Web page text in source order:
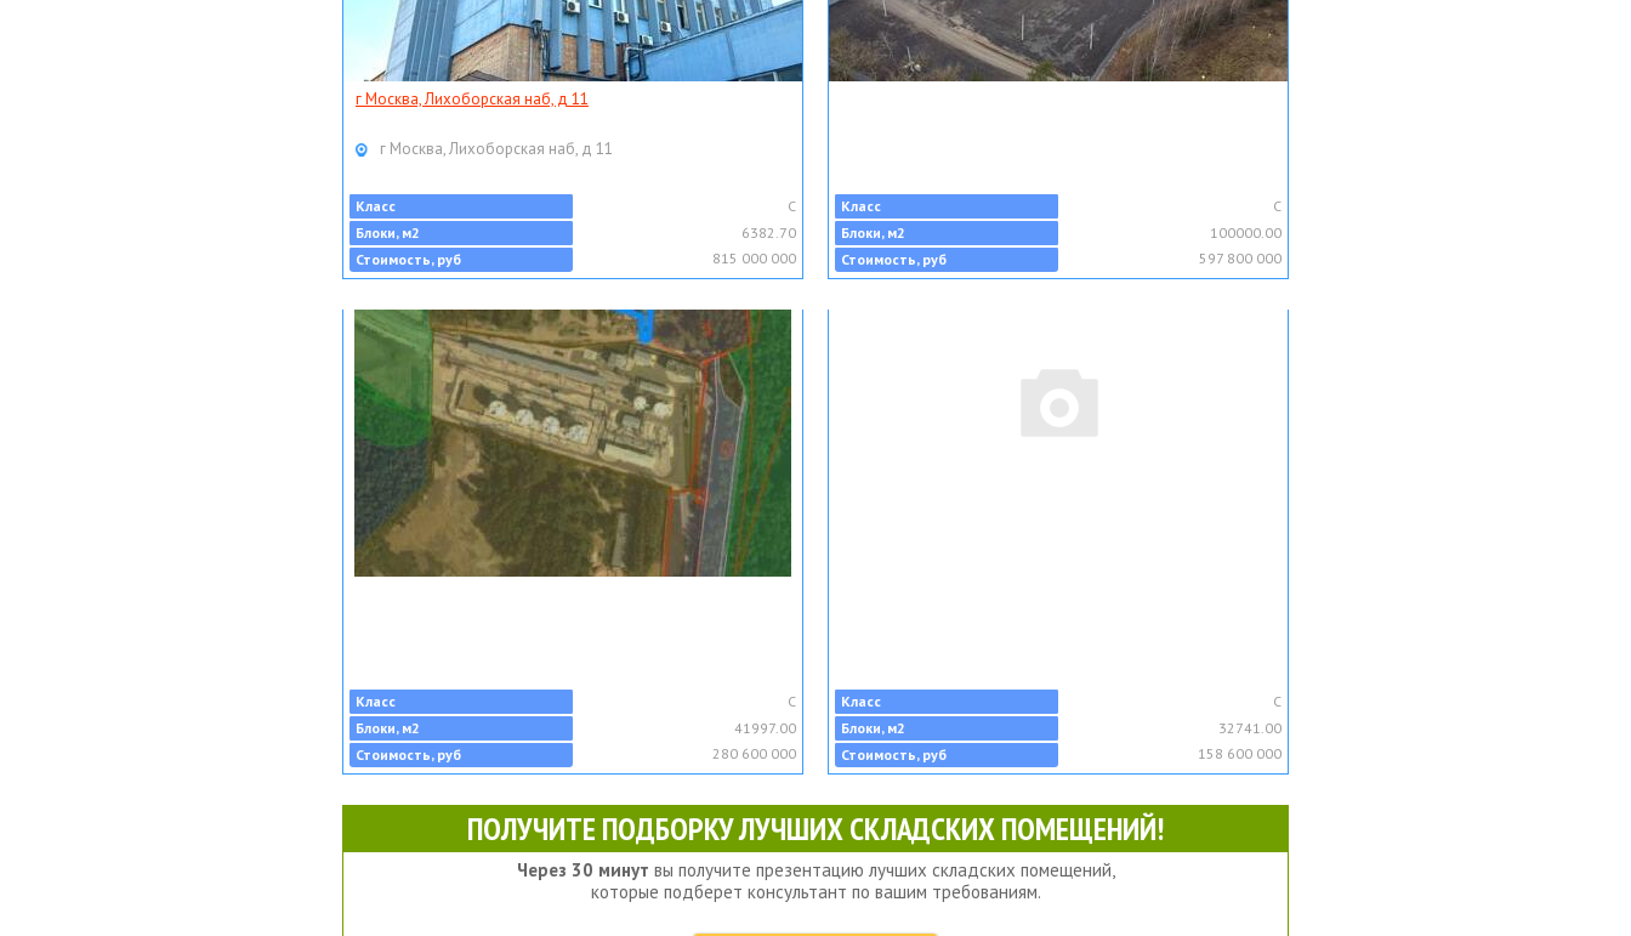
г Москва, Лихоборская наб, д 11
г Москва, Лихоборская наб, д 11
Класс
C
Блоки, м2
6382.70
Стоимость, руб
815 000 000
Класс
C
Блоки, м2
100000.00
Стоимость, руб
597 800 000
Класс
C
Блоки, м2
41997.00
Стоимость, руб
280 600 000
Класс
C
Блоки, м2
32741.00
Стоимость, руб
158 600 000
ПОЛУЧИТЕ ПОДБОРКУ ЛУЧШИХ СКЛАДСКИХ ПОМЕЩЕНИЙ!
Через 30 минут вы получите презентацию лучших складских помещений,
которые подберет консультант по вашим требованиям.